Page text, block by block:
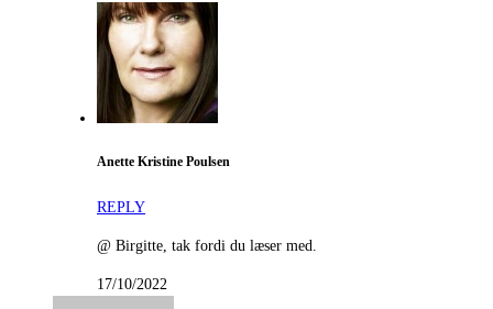
Anette Kristine Poulsen
REPLY
@ Birgitte, tak fordi du læser med.
17/10/2022